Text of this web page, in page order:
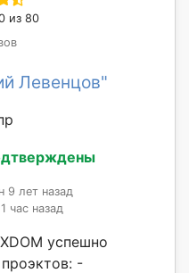
из 80
Левенцов"
9 лет назад
час назад
успешно
-